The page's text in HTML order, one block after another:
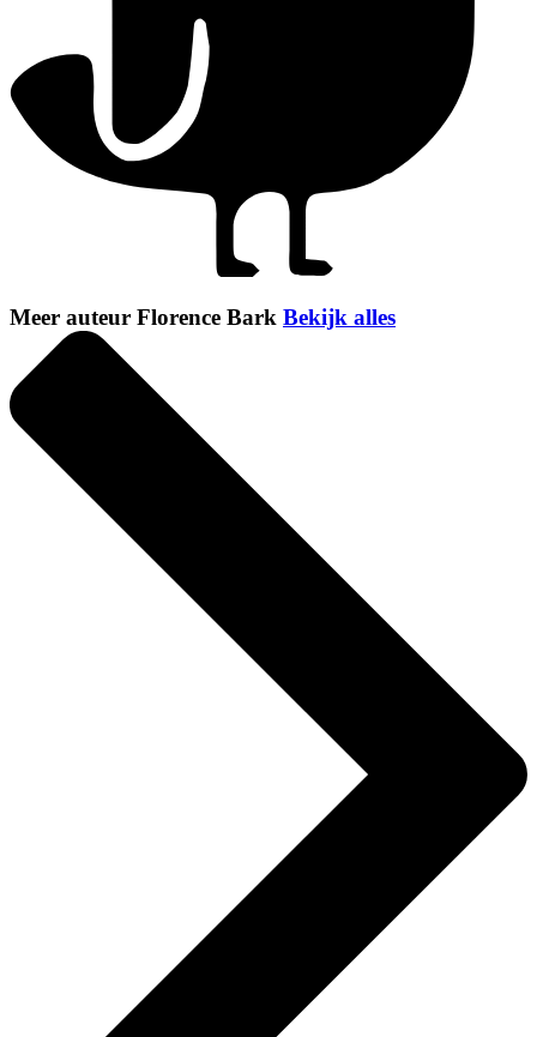
Meer auteur Florence Bark Bekijk alles